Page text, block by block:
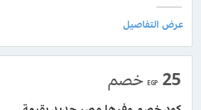
25
EGP خصم